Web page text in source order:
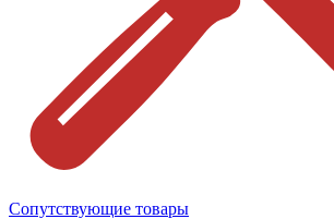
Сопутствующие товары